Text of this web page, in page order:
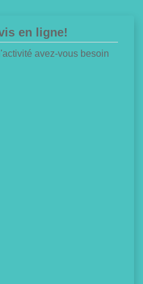
en ligne!
avez-vous besoin